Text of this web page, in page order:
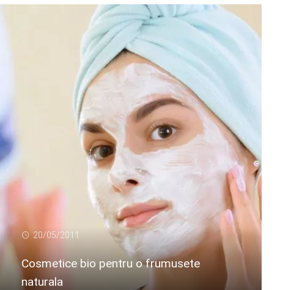
20/05/2011
Cosmetice bio pentru o frumusete
naturala